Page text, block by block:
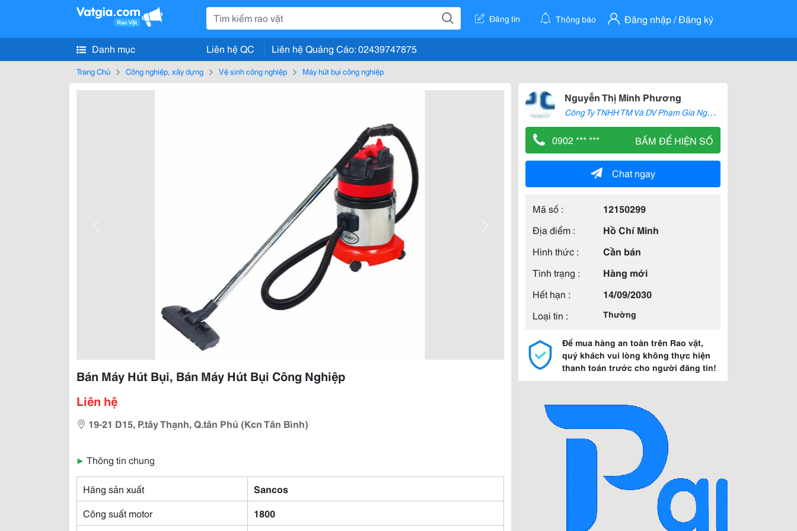
Đăng tin Thông báo Đăng nhập / Đăng ký
Danh mục Liên hệ QC Liên hệ Quảng Cáo: 02439747875
Trang Chủ Công nghiệp, xây dựng Vệ sinh công nghiệp Máy hút bụi công nghiệp
Bán Máy Hút Bụi, Bán Máy Hút Bụi Công Nghiệp
Liên hệ
19-21 D15, P.tây Thạnh, Q.tân Phú (Kcn Tân Bình)
▶ Thông tin chung
Hãng sản xuất
Sancos
Công suất motor
1800
Nguyễn Thị Minh Phương
C
ông Ty TNHH TM Và DV Phạm Gia Nguyễn
0902 *** *** BẤM ĐỂ HIỆN SỐ
Chat ngay
Mã số :
12150299
Địa điểm :
Hồ Chí Minh
Hình thức :
Cần bán
Tình trạng :
Hàng mới
Hết hạn :
14/09/2030
Loại tin :
Thường
Để mua hàng an toàn trên Rao vặt,
quý khách vui lòng không thực hiện
thanh toán trước cho người đăng tin!